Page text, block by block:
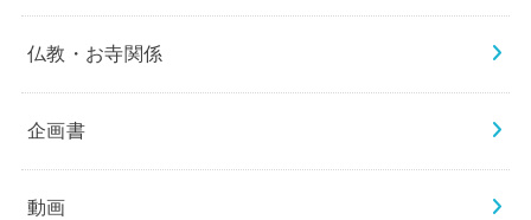
仏教・お寺関係
企画書
動画